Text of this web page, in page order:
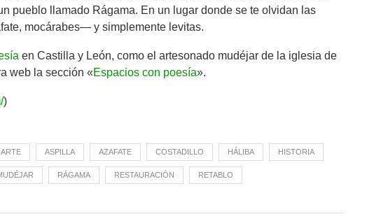
pueblo llamado Rágama. En un lugar donde se te olvidan las
mocárabes— y simplemente levitas.
en Castilla y León, como el artesonado mudéjar de la iglesia de
web la sección «Espacios con poesía».
)
ARTE ASPILLA AZAFATE COSTADILLO HÁLIBA HISTORIA
RÁGAMA RESTAURACIÓN RETABLO